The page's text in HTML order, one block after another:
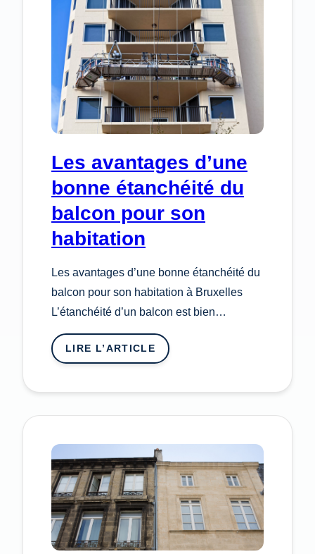
TOITURE
?
Les avantages d’une
bonne étanchéité du
balcon pour son
habitation
Les avantages d’une bonne étanchéité du
balcon pour son habitation à Bruxelles
L’étanchéité d’un balcon est bien…
LIRE L’ARTICLE
:
BONNE
DU
BALCON
POUR
SON
HABITATION